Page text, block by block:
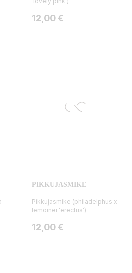
Hinta
12,00 €
PIKKUJASMIKE
Pikkujasmike (philadelphus x
lemoinei 'erectus')
Hinta
12,00 €